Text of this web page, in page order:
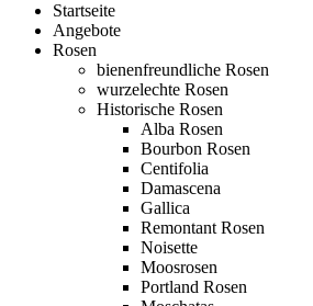
Startseite
Angebote
Rosen
bienenfreundliche Rosen
wurzelechte Rosen
Historische Rosen
Alba Rosen
Bourbon Rosen
Centifolia
Damascena
Gallica
Remontant Rosen
Noisette
Moosrosen
Portland Rosen